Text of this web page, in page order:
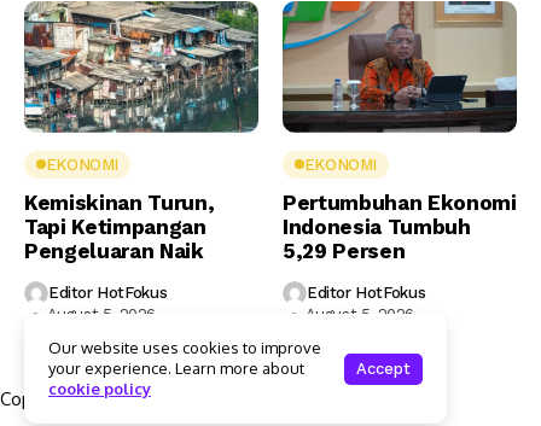
EKONOMI
Kemiskinan Turun,
Tapi Ketimpangan
Pengeluaran Naik
Editor HotFokus
August 5, 2026
EKONOMI
Pertumbuhan Ekonomi
Indonesia Tumbuh
5,29 Persen
Editor HotFokus
August 5, 2026
Copyright © 2025 Hotfokus.com | All rights reserved
Our website uses cookies to improve
your experience. Learn more about
cookie policy
Accept